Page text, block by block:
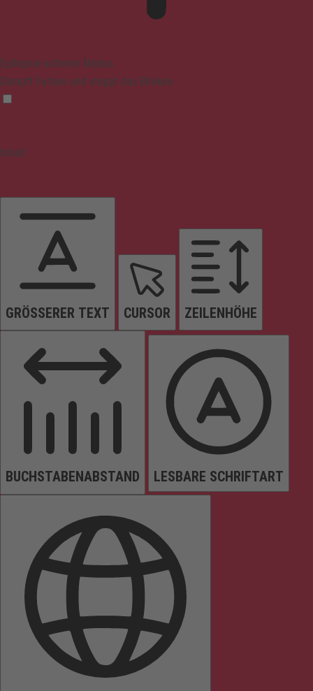
Epilepsie-sicherer Modus
Dämpft Farben und stoppt das Blinken
Inhalt
GRÖSSERER TEXT CURSOR ZEILENHÖHE
BUCHSTABENABSTAND LESBARE SCHRIFTART